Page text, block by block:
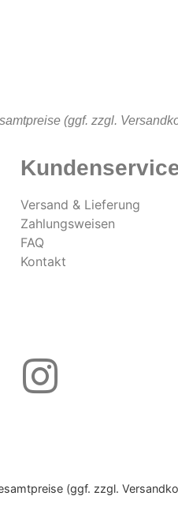
(ggf. zzgl.
Versand & Lieferung
Zahlungsweisen
FAQ
Kontakt
(ggf. zzgl.